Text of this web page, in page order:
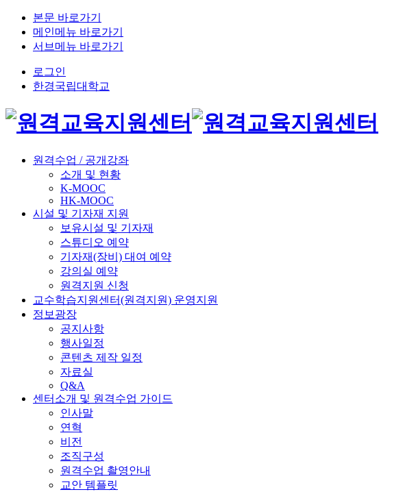
본문 바로가기
메인메뉴 바로가기
서브메뉴 바로가기
로그인
한경국립대학교
원격수업 / 공개강좌
소개 및 현황
K-MOOC
HK-MOOC
시설 및 기자재 지원
보유시설 및 기자재
스튜디오 예약
기자재(장비) 대여 예약
강의실 예약
원격지원 신청
교수학습지원센터(원격지원) 운영지원
정보광장
공지사항
행사일정
콘텐츠 제작 일정
자료실
Q&A
센터소개 및 원격수업 가이드
인사말
연혁
비전
조직구성
원격수업 촬영안내
교안 템플릿